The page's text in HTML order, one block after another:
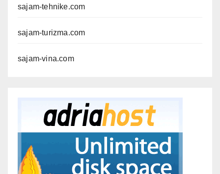
sajam-tehnike.com
sajam-turizma.com
sajam-vina.com